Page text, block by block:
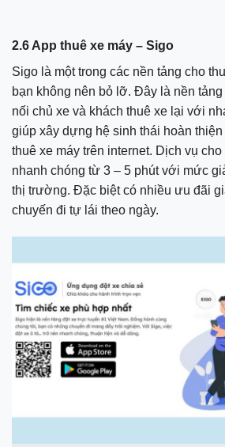
2.6 App thuê xe máy – Sigo
Sigo là một trong các nền tảng cho
bạn không nên bỏ lỡ. Đây là nền
nối chủ xe và khách thuê xe lại với
giúp xây dựng hệ sinh thái hoàn
thuê xe máy trên internet. Dịch vụ
nhanh chóng từ 3 – 5 phút với mức
thị trường. Đặc biệt có nhiều ưu đãi
chuyến đi tự lái theo ngày.